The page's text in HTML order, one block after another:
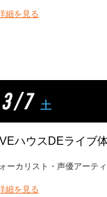
細を見る
3 / 7 土
ハウスDEライブ
ーカリスト・声優アーテ
細を見る